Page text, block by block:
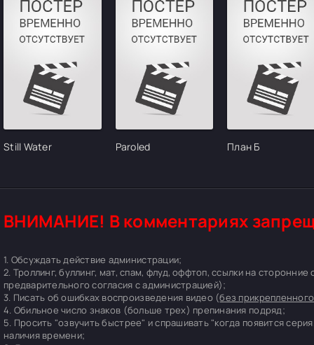
Still Water Paroled План Б
ВНИМАНИЕ! В комментариях
1. Обсуждать действие администрации;
2. Троллинг, буллинг, мат, спам, флуд, оффтоп, ссылки на
предварительного согласия с администрацией);
3. Писать об ошибках воспроизведения видео (без
4. Обильное число знаков (больше трех) препинания подряд;
5. Просить "озвучить быстрее" и спрашивать "когда появится
наличия времени;